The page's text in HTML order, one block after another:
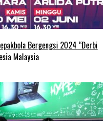
Bergengsi 2024 “Derbi
Malaysia